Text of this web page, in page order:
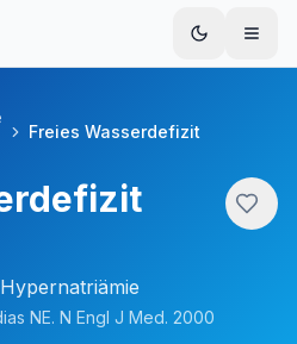
Freies Wasserdefizit
NE. N Engl J Med. 2000